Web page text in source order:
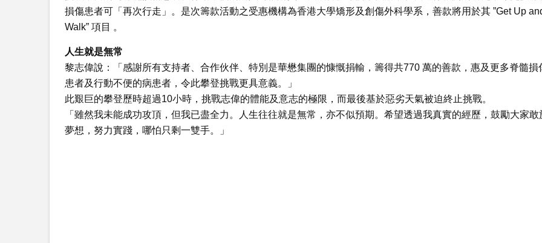
損傷患者可「再次行走」。是次籌款活動之受惠機構為香港大學矯形及創傷外科學系，善款將用於其 ”Get Up
Walk” 項目 。
人生就是無常
黎志偉說：「感謝所有支持者、合作伙伴、特別是華懋集團的慷慨捐輸，籌得共770 萬的善款，惠及更多脊髓損
患者及行動不便的病患者，令此攀登挑戰更具意義。」
此艱巨的攀登歷時超過10小時，挑戰志偉的體能及意志的極限，而最後基於惡劣天氣被迫終止挑戰。
「雖然我未能成功攻頂，但我已盡全力。人生往往就是無常，亦不似預期。希望透過我真實的經歷，鼓勵大家敢
夢想，努力實踐，哪怕只剩一雙手。」